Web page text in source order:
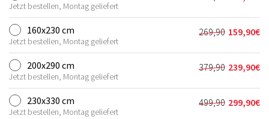
79,90€
49,90€.
Jetzt bestellen, Montag geliefert
Preis
war:
179,90€
Preis
ist:
119,90€.
160x230 cm
Jetzt bestellen, Montag geliefert
269,90
Preis
war:
269,90€
159,90€
Aktueller
Preis
ist:
159,90€.
200x290 cm
Jetzt bestellen, Montag geliefert
379,90
Preis
war:
379,90€
239,90€
Aktueller
Preis
ist:
239,90€.
230x330 cm
Jetzt bestellen, Montag geliefert
499,90 299,90€
Aktueller